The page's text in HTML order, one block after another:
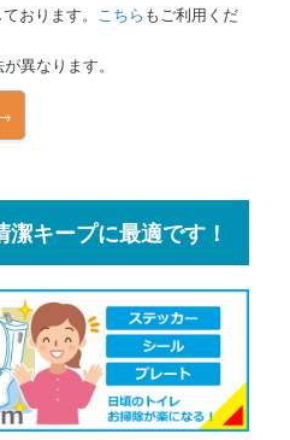
おります。 こちら もご利用くだ
異なります。
潔キープに最適です！